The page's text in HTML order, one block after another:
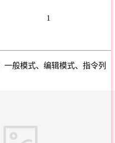
1
一般模式、编辑模式、指令列